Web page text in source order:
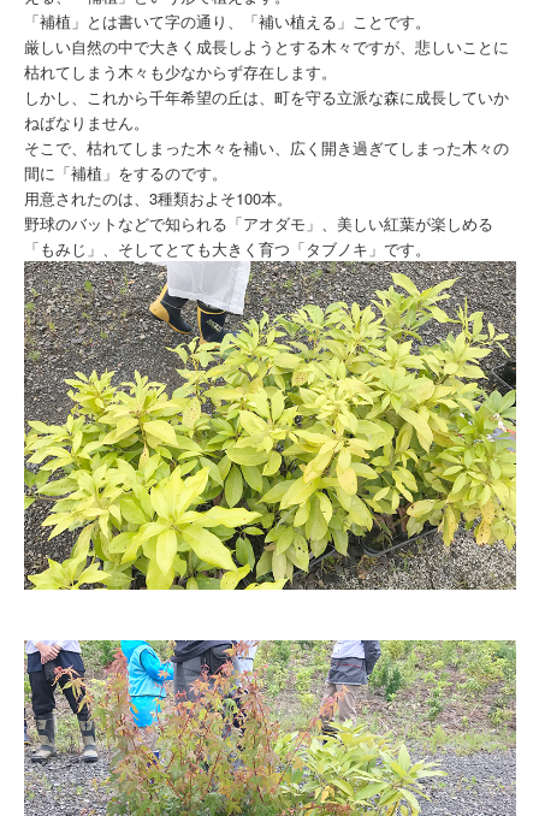
「補植」とは書いて字の通り、「補い植える」ことです。
厳しい自然の中で大きく成長しようとする木々ですが、悲しいことに
枯れてしまう木々も少なからず存在します。
しかし、これから千年希望の丘は、町を守る立派な森に成長していか
ねばなりません。
そこで、枯れてしまった木々を補い、広く開き過ぎてしまった木々の
間に「補植」をするのです。
用意されたのは、3種類およそ100本。
野球のバットなどで知られる「アオダモ」、美しい紅葉が楽しめる
「もみじ」、そしてとても大きく育つ「タブノキ」です。